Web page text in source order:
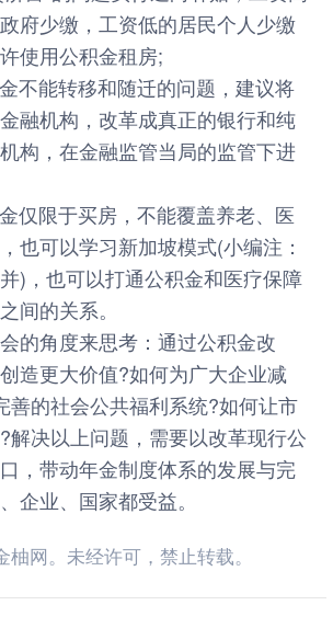
府少缴，工资低的居民个人少缴
使用公积金租房;
能转移和随迁的问题，建议将
融机构，改革成真正的银行和纯
构，在金融监管当局的监管下进
限于买房，不能覆盖养老、医
也可以学习新加坡模式(小编注：
)，也可以打通公积金和医疗保障
间的关系。
角度来思考：通过公积金改
造更大价值?如何为广大企业减
善的社会公共福利系统?如何让市
解决以上问题，需要以改革现行公
，带动年金制度体系的发展与完
企业、国家都受益。
网。未经许可，禁止转载。